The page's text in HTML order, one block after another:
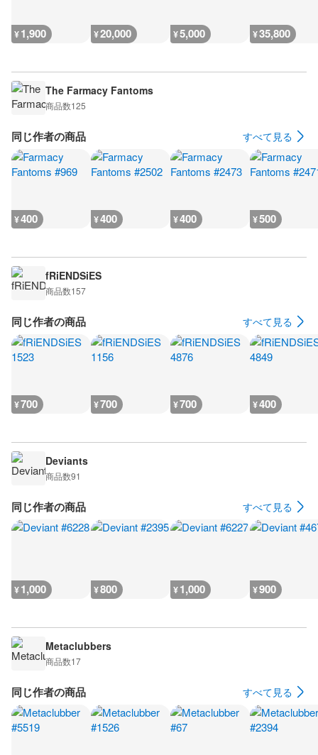
¥1,900 ¥20,000 ¥5,000 ¥35,800
The Farmacy Fantoms
商品数125
同じ作者の商品 すべて見る
¥400 ¥400 ¥400 ¥500
fRiENDSiES
商品数157
同じ作者の商品 すべて見る
¥700 ¥700 ¥700 ¥400
Deviants
商品数91
同じ作者の商品 すべて見る
¥1,000 ¥800 ¥1,000 ¥900
Metaclubbers
商品数17
同じ作者の商品 すべて見る